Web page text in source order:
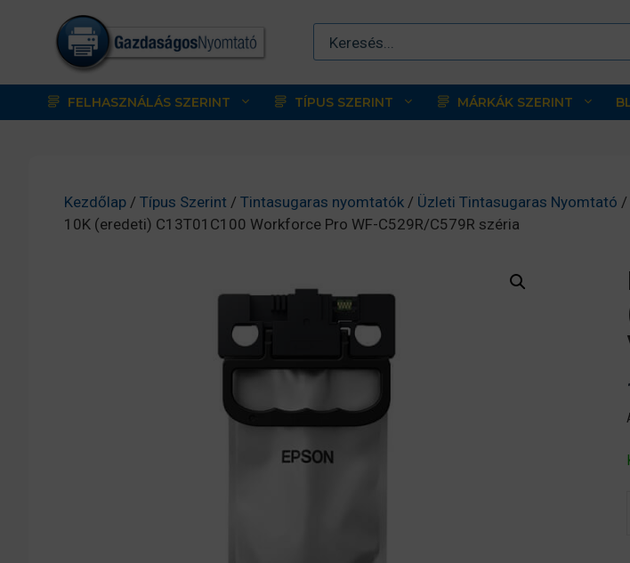
tartalomba
FELHASZNÁLÁS SZERINT TÍPUS SZERINT MÁRKÁK SZERINT
Kezdőlap / Típus Szerint / Tintasugaras nyomtatók / Üzleti Tintasugaras Nyomtató /
10K (eredeti) C13T01C100 Workforce Pro WF-C529R/C579R széria